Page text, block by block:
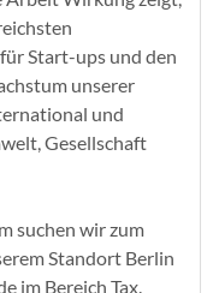
Start-ups und den
unserer
und
Gesellschaft
suchen wir zum
Standort Berlin
im Bereich Tax.